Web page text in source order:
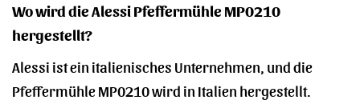
Wo wird die Alessi Pfeffermühle MP0210
hergestellt?
Alessi ist ein italienisches Unternehmen, und die
Pfeffermühle MP0210 wird in Italien hergestellt.